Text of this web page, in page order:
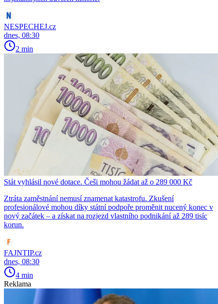
NESPECHEJ.cz
dnes, 08:30
2 min
Stát vyhlásil nové dotace. Češi mohou žádat až o 289 000 Kč
Ztráta zaměstnání nemusí znamenat katastrofu. Zkušení
profesionálové mohou díky státní podpoře proměnit nucený konec v
nový začátek – a získat na rozjezd vlastního podnikání až 289 tisíc
korun.
FAJNTIP.cz
dnes, 08:30
4 min
Reklama